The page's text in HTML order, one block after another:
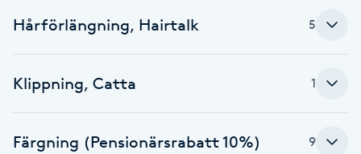
Bröllopsuppsättning
C
Hårförlängning, Hairtalk 5
Klippning, Catta 1
Färgning (Pensionärsrabatt 10%) 9